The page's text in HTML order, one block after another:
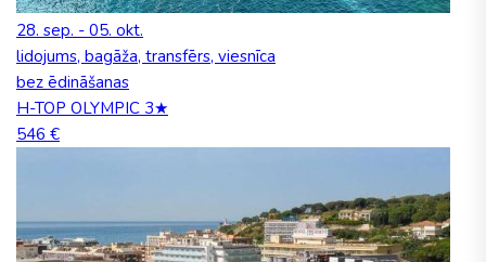
28. sep. - 05. okt.
lidojums, bagāža, transfērs, viesnīca
bez ēdināšanas
H-TOP OLYMPIC 3★
546 €